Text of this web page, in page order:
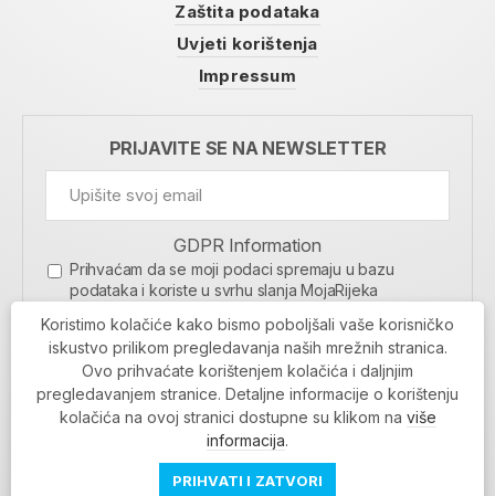
Zaštita podataka
Uvjeti korištenja
Impressum
PRIJAVITE SE NA NEWSLETTER
GDPR Information
Prihvaćam da se moji podaci spremaju u bazu
podataka i koriste u svrhu slanja MojaRijeka
MOJARIJEKA NEWSLETTER
PRIJAVI SE
Povratak na vrh
Koristimo kolačiće kako bismo poboljšali vaše korisničko
iskustvo prilikom pregledavanja naših mrežnih stranica.
Ovo prihvaćate korištenjem kolačića i daljnjim
pregledavanjem stranice. Detaljne informacije o korištenju
kolačića na ovoj stranici dostupne su klikom na više
informacija.
PRIHVATI I ZATVORI